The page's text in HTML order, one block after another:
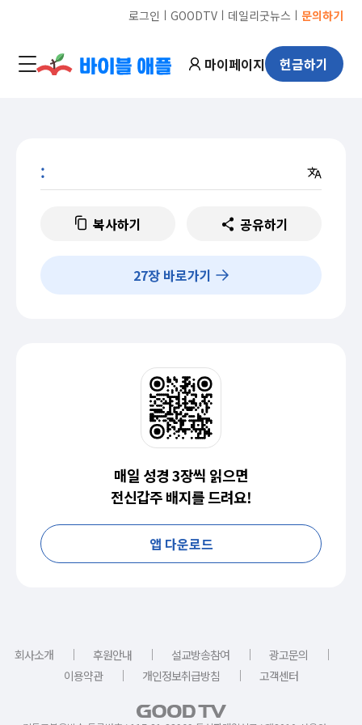
로그인 ㅣ GOODTVㅣ 데일리굿뉴스 ㅣ 문의하기
마이페이지 헌금하기
:
복사하기 공유하기
27장 바로가기
매일 성경 3장씩 읽으면
전신갑주 배지를 드려요!
앱 다운로드
회사소개 ｜ 후원안내 ｜ 설교방송참여 ｜ 광고문의
｜
이용약관
｜ 개인정보취급방침 ｜ 고객센터